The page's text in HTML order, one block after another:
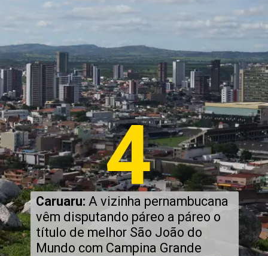
Caruaru: A vizinha pernambucana
vêm disputando páreo a páreo o
título de melhor São João do
Mundo com Campina Grande
4